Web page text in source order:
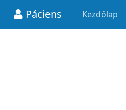
Páciens Kezdőlap